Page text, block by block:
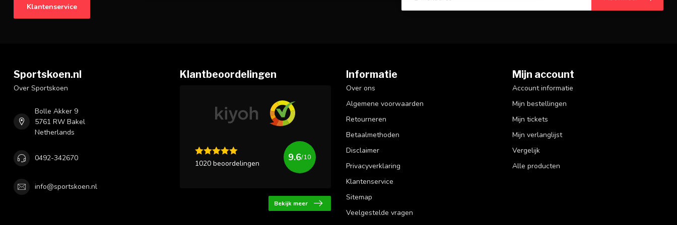
Klantenservice
Sportskoen.nl
Over Sportskoen
Bolle Akker 9
5761 RW Bakel
Netherlands
0492-342670
info@sportskoen.nl
Klantbeoordelingen
1020 beoordelingen
9.6/10
Bekijk meer
Informatie
Over ons
Algemene voorwaarden
Retourneren
Betaalmethoden
Disclaimer
Privacyverklaring
Klantenservice
Sitemap
Veelgestelde vragen
Mijn account
Account informatie
Mijn bestellingen
Mijn tickets
Mijn verlanglijst
Vergelijk
Alle producten